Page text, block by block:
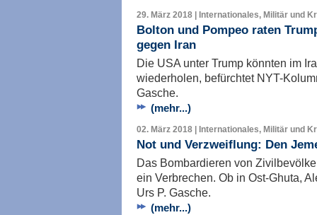
29. März 2018 | Internationales, Militär und
Bolton und Pompeo raten
gegen Iran
Die USA unter Trump könnten im
wiederholen, befürchtet NYT-
Gasche.
(mehr...)
02. März 2018 | Internationales, Militär und
Not und Verzweiflung: Den
Das Bombardieren von
ein Verbrechen. Ob in Ost-Ghuta,
Urs P. Gasche.
(mehr...)